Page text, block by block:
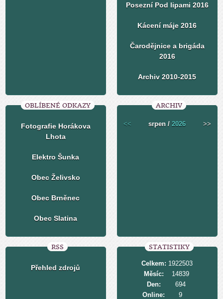
Posezní Pod lipami 2016
Kácení máje 2016
Čarodějnice a brigáda
2016
Archiv 2010-2015
OBLÍBENÉ ODKAZY
Fotografie Horákova
Lhota
Elektro Šunka
Obec Želivsko
Obec Brněnec
Obec Slatina
ARCHIV
<< srpen /2026 >>
RSS
Přehled zdrojů
STATISTIKY
Online: 9
Celkem: 1922503
Měsíc:
14839
Den:
694